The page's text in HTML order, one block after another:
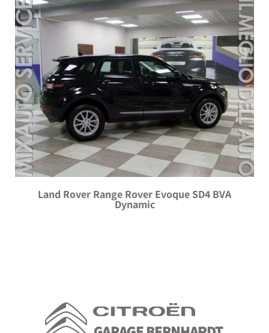
Land Rover Range Rover Evoque SD4 BVA
Dynamic